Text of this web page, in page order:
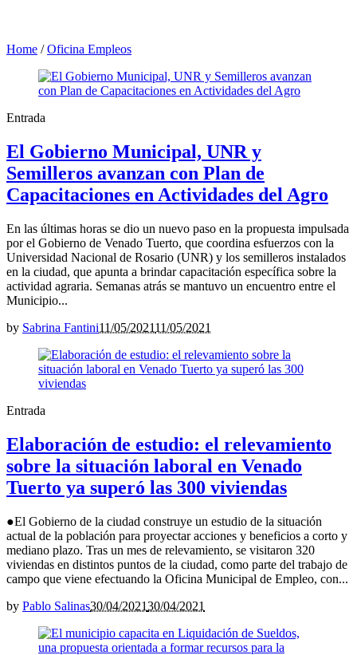
Home /Oficina Empleos
Entrada
El Gobierno Municipal, UNR y
Semilleros avanzan con Plan de
Capacitaciones en Actividades del Agro
En las últimas horas se dio un nuevo paso en la propuesta impulsada
por el Gobierno de Venado Tuerto, que coordina esfuerzos con la
Universidad Nacional de Rosario (UNR) y los semilleros instalados
en la ciudad, que apunta a brindar capacitación específica sobre la
actividad agraria. Semanas atrás se mantuvo un encuentro entre el
Municipio...
by Sabrina Fantini11/05/202111/05/2021
Entrada
Elaboración de estudio: el relevamiento
sobre la situación laboral en Venado
Tuerto ya superó las 300 viviendas
●El Gobierno de la ciudad construye un estudio de la situación
actual de la población para proyectar acciones y beneficios a corto y
mediano plazo. Tras un mes de relevamiento, se visitaron 320
viviendas en distintos puntos de la ciudad, como parte del trabajo de
campo que viene efectuando la Oficina Municipal de Empleo, con...
by Pablo Salinas30/04/202130/04/2021